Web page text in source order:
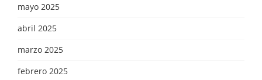
mayo 2025
abril 2025
marzo 2025
febrero 2025